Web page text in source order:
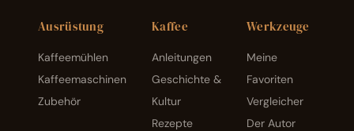
Ausrüstung
Kaffeemühlen
Kaffeemaschinen
Zubehör
Kaffee
Anleitungen
Geschichte &
Kultur
Rezepte
Werkzeuge
Meine
Favoriten
Vergleicher
Der Autor